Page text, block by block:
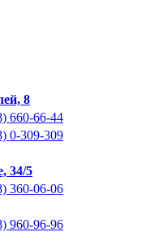
8
660-66-44
0-309-309
34/5
360-06-06
960-96-96